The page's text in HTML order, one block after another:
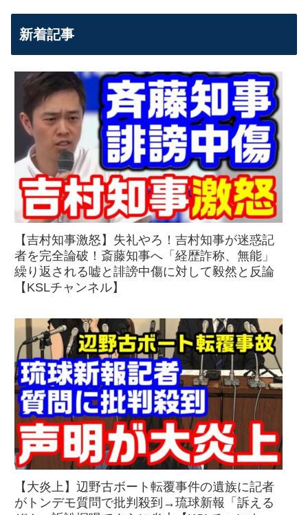
新着記事
【吉村知事激怒】失礼やろ！吉村知事が迷惑記
者を完全論破！斎藤知事へ「経歴詐称、無能」
繰り返される嘘と誹謗中傷に対して毅然と反論
【KSLチャンネル】
【大炎上】辺野古ボート転覆事件の遺族に記者
がトンデモ質問で批判殺到→琉球新報「訴える